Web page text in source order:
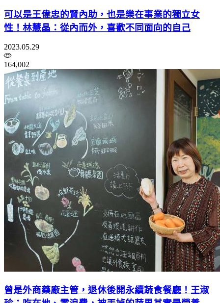
可以是王偉忠的賢內助，也是樂在事業的獨立女
性！林慧晶：從內而外，喜歡不同面向的自己
2023.05.29
164,002
曾是外商藥廠主管，退休後開永續蔬食餐廳！王淑